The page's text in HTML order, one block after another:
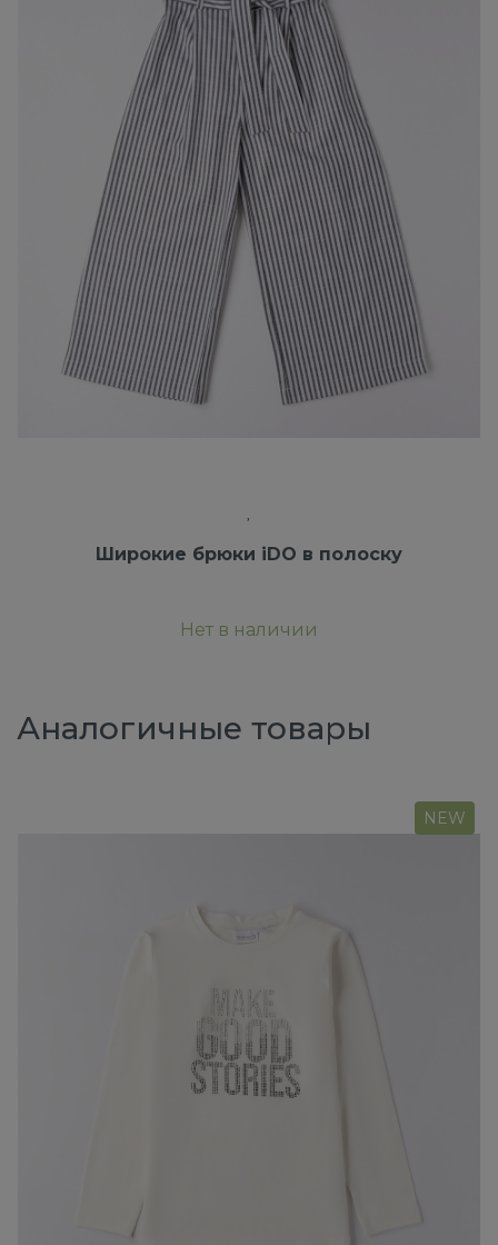
Широкие брюки iDO в полоску
Нет в наличии
Аналогичные товары
NEW